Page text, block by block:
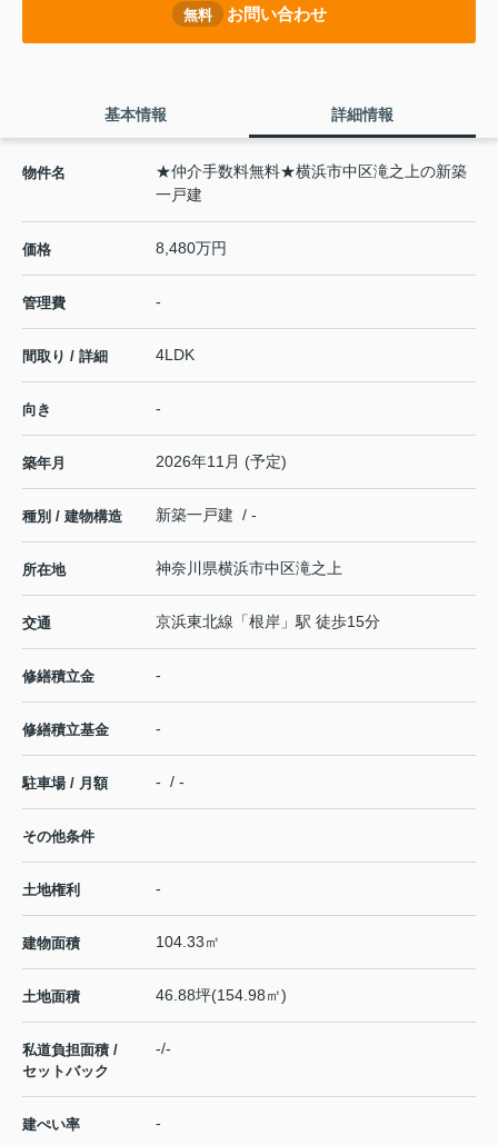
無料 お問い合わせ
基本情報 詳細情報
物件名
★仲介手数料無料★横浜市中区滝之上の新築
一戸建
価格 8,480万円
管理費 -
間取り / 詳細 4LDK
向き -
築年月 2026年11月 (予定)
種別 / 建物構造 新築一戸建 / -
所在地 神奈川県横浜市中区滝之上
交通 京浜東北線 「根岸 」駅 徒歩15分
修繕積立金 -
修繕積立基金 -
駐車場 / 月額 - / -
その他条件
土地権利 -
建物面積 104.33㎡
土地面積 46.88坪(154.98㎡)
私道負担面積 /
セットバック
-/-
建ぺい率 -